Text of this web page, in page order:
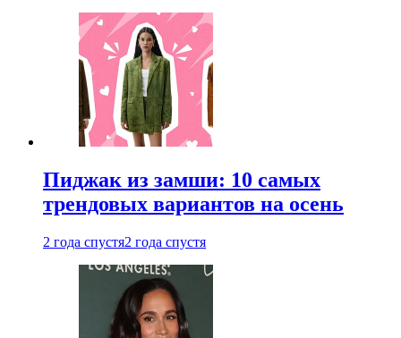
Пиджак из замши: 10 самых
трендовых вариантов на осень
2 года спустя2 года спустя